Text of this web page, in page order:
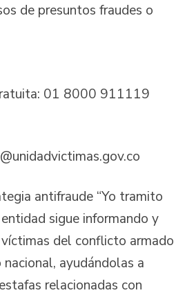
presuntos fraudes o
01 8000 911119
antifraude “Yo tramito
sigue informando y
del conflicto armado
ayudándolas a
relacionadas con